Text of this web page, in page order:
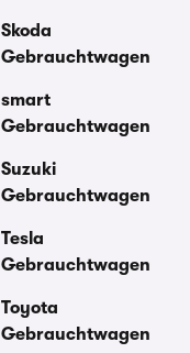
Skoda
Gebrauchtwagen
smart
Gebrauchtwagen
Suzuki
Gebrauchtwagen
Tesla
Gebrauchtwagen
Toyota
Gebrauchtwagen